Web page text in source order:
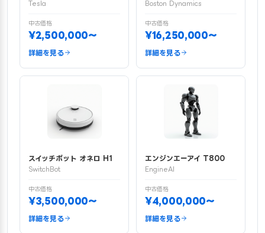
Tesla
中古価格
¥2,500,000〜
詳細を見る
Boston Dynamics
中古価格
¥16,250,000〜
詳細を見る
スイッチボット オネロ H1
SwitchBot
中古価格
¥3,500,000〜
詳細を見る
エンジンエーアイ T800
EngineAI
中古価格
¥4,000,000〜
詳細を見る